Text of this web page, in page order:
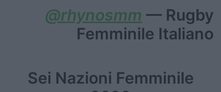
@rhynosmm — Rugby
Femminile Italiano
Sei Nazioni Femminile